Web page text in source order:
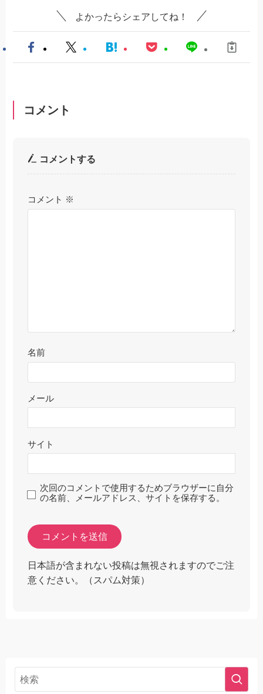
よかったらシェアしてね！
コメント
コメントする
コメント ※
名前
メール
サイト
次回のコメントで使用するためブラウザーに自分
の名前、メールアドレス、サイトを保存する。
日本語が含まれない投稿は無視されますのでご注
意ください。（スパム対策）